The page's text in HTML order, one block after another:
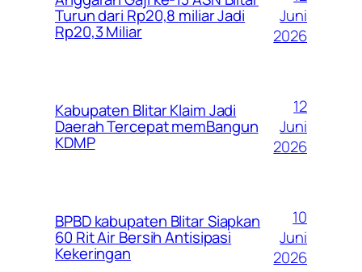
Turun dari Rp20,8 miliar Jadi
Rp20,3 Miliar
Juni
2026
Kabupaten Blitar Klaim Jadi
Daerah Tercepat memBangun
KDMP
12
Juni
2026
BPBD kabupaten Blitar Siapkan
60 Rit Air Bersih Antisipasi
Kekeringan
10
Juni
2026